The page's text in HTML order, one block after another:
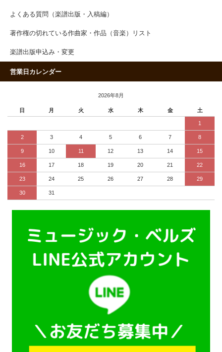
よくある質問（楽譜出版・入稿編）
著作権の切れている作曲家・作品（音楽）リスト
楽譜出版申込み・変更
営業日カレンダー
2026年8月
日 月 火 水 木 金 土
1
2 3 4 5 6 7 8
9 10 11 12 13 14 15
16 17 18 19 20 21 22
23 24 25 26 27 28 29
30 31